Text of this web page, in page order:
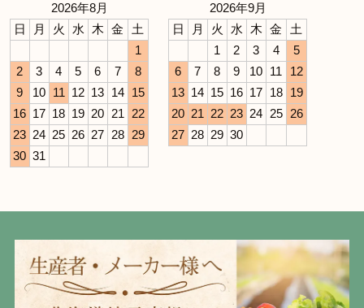
2026年8月
日
月 火 水 木 金
土
1
2
3 4 5 6 7
8
9
10 11 12 13 14
15
16 17 18 19 20 21
22
23 24 25 26 27 28
29
30 31
2026年9月
日
月 火 水 木 金
土
1
2 3 4
5
6
7 8 9 10 11
12
13 14 15 16 17 18
19
20 21 22 23 24 25
26
27 28 29 30